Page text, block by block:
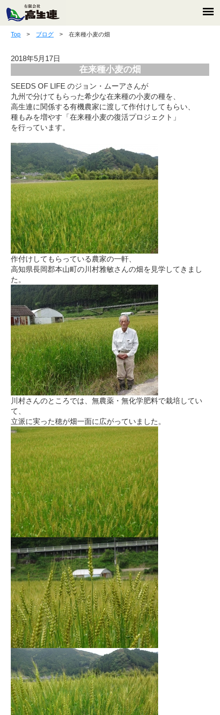
Top > ブログ > 在来種小麦の畑
2018年5月17日
在来種小麦の畑
SEEDS OF LIFE のジョン・ムーアさんが
九州で分けてもらった希少な在来種の小麦の種を、
高生連に関係する有機農家に渡して作付けしてもらい、
種もみを増やす「在来種小麦の復活プロジェクト」
を行っています。
作付けしてもらっている農家の一軒、
高知県長岡郡本山町の川村雅敏さんの畑を見学してきまし
た。
川村さんのところでは、無農薬・無化学肥料で栽培してい
て、
立派に実った穂が畑一面に広がっていました。